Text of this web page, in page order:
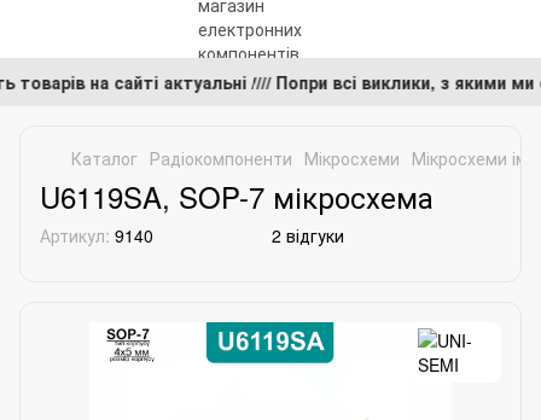
на сайті актуальні //// Попри всі виклики, з якими
Каталог Радіокомпоненти Мікросхеми Мікросхеми
U6119SA, SOP-7 мікросхема
Артикул: 9140 2 відгуки